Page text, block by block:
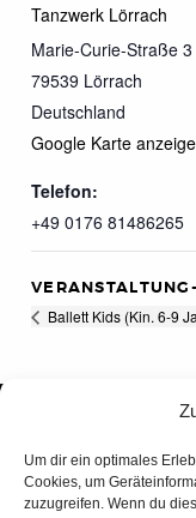
Um dir ein optimales
Cookies, um
zuzugreifen. Wenn du
Tanzwerk Lörrach
Marie-Curie-Straße 3
79539 Lörrach
Deutschland
Google Karte
Telefon:
+49 0176 81486265
Ballett Kids (Kin. 6-9